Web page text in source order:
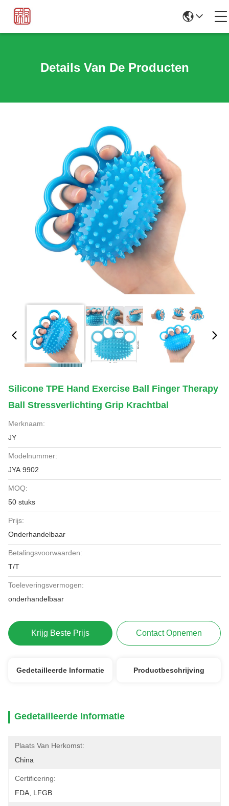
Details Van De Producten
Silicone TPE Hand Exercise Ball Finger Therapy
Ball Stressverlichting Grip Krachtbal
Merknaam:
JY
Modelnummer:
JYA 9902
MOQ:
50 stuks
Prijs:
Onderhandelbaar
Betalingsvoorwaarden:
T/T
Toeleveringsvermogen:
onderhandelbaar
Krijg Beste Prijs Contact Opnemen
Gedetailleerde Informatie Productbeschrijving
Gedetailleerde Informatie
Plaats Van Herkomst:
China
Certificering:
FDA, LFGB